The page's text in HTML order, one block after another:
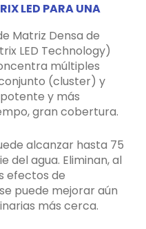
LED PARA UNA
Matriz Densa de
LED Technology)
múltiples
(cluster) y
y más
gran cobertura.
alcanzar hasta 75
del agua. Eliminan, al
efectos de
puede mejorar aún
más cerca.